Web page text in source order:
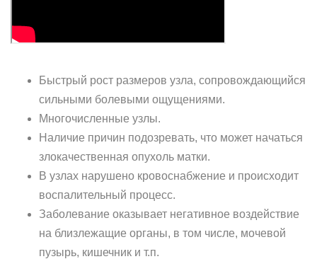
Быстрый рост размеров узла, сопровождающийся
сильными болевыми ощущениями.
Многочисленные узлы.
Наличие причин подозревать, что может начаться
злокачественная опухоль матки.
В узлах нарушено кровоснабжение и происходит
воспалительный процесс.
Заболевание оказывает негативное воздействие
на близлежащие органы, в том числе, мочевой
пузырь, кишечник и т.п.